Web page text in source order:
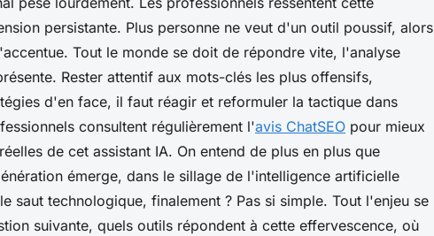
persistante. Plus personne ne veut d'un outil poussif, alors
Tout le monde se doit de répondre vite, l'analyse
Rester attentif aux mots-clés les plus offensifs,
d'en face, il faut réagir et reformuler la tactique dans
consultent régulièrement l'avis ChatSEO pour mieux
de cet assistant IA. On entend de plus en plus que
émerge, dans le sillage de l'intelligence artificielle
saut technologique, finalement ? Pas si simple. Tout l'enjeu se
suivante, quels outils répondent à cette effervescence, où